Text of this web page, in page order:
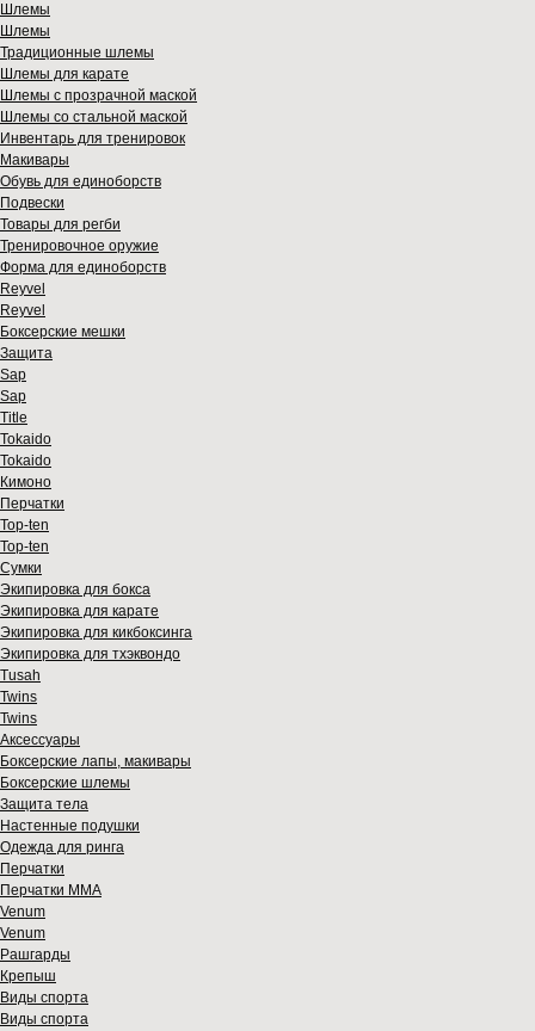
Шлемы
Шлемы
Традиционные шлемы
Шлемы для карате
Шлемы с прозрачной маской
Шлемы со стальной маской
Инвентарь для тренировок
Макивары
Обувь для единоборств
Подвески
Товары для регби
Тренировочное оружие
Форма для единоборств
Reyvel
Reyvel
Боксерские мешки
Защита
Sap
Sap
Title
Tokaido
Tokaido
Кимоно
Перчатки
Top-ten
Top-ten
Сумки
Экипировка для бокса
Экипировка для карате
Экипировка для кикбоксинга
Экипировка для тхэквондо
Tusah
Twins
Twins
Аксессуары
Боксерские лапы, макивары
Боксерские шлемы
Защита тела
Настенные подушки
Одежда для ринга
Перчатки
Перчатки MMA
Venum
Venum
Рашгарды
Крепыш
Виды спорта
Виды спорта